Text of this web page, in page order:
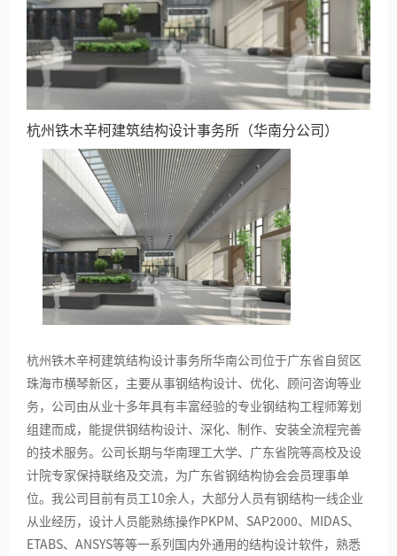
杭州铁木辛柯建筑结构设计事务所（华南分公司）
杭州铁木辛柯建筑结构设计事务所华南公司位于广东省自贸区
珠海市横琴新区，主要从事钢结构设计、优化、顾问咨询等业
务，公司由从业十多年具有丰富经验的专业钢结构工程师筹划
组建而成，能提供钢结构设计、深化、制作、安装全流程完善
的技术服务。公司长期与华南理工大学、广东省院等高校及设
计院专家保持联络及交流，为广东省钢结构协会会员理事单
位。我公司目前有员工10余人，大部分人员有钢结构一线企业
从业经历，设计人员能熟练操作PKPM、SAP2000、MIDAS、
ETABS、ANSYS等等一系列国内外通用的结构设计软件，熟悉